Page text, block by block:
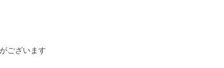
ございます